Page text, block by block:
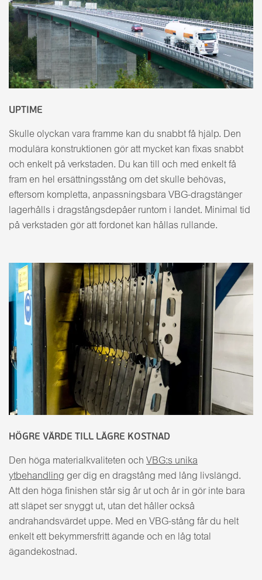
UPTIME
Skulle olyckan vara framme kan du snabbt få hjälp. Den
modulära konstruktionen gör att mycket kan fixas snabbt
och enkelt på verkstaden. Du kan till och med enkelt få
fram en hel ersättningsstång om det skulle behövas,
eftersom kompletta, anpassningsbara VBG-dragstänger
lagerhålls i dragstångsdepåer runtom i landet. Minimal tid
på verkstaden gör att fordonet kan hållas rullande.
HÖGRE VÄRDE TILL LÄGRE KOSTNAD
Den höga materialkvaliteten och VBG:s unika
ytbehandling ger dig en dragstång med lång livslängd.
Att den höga finishen står sig år ut och år in gör inte bara
att släpet ser snyggt ut, utan det håller också
andrahandsvärdet uppe. Med en VBG-stång får du helt
enkelt ett bekymmersfritt ägande och en låg total
ägandekostnad.